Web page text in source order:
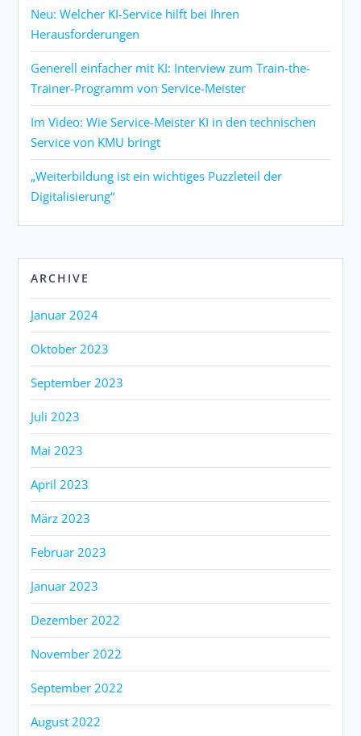
Neu: Welcher KI-Service hilft bei Ihren
Herausforderungen
Generell einfacher mit KI: Interview zum Train-the-
Trainer-Programm von Service-Meister
Im Video: Wie Service-Meister KI in den technischen
Service von KMU bringt
„Weiterbildung ist ein wichtiges Puzzleteil der
Digitalisierung“
ARCHIVE
Januar 2024
Oktober 2023
September 2023
Juli 2023
Mai 2023
April 2023
März 2023
Februar 2023
Januar 2023
Dezember 2022
November 2022
September 2022
August 2022